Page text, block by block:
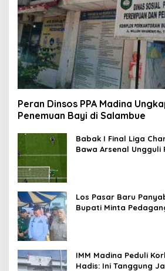
Peran Dinsos PPA Madina
Penemuan Bayi di Salambue
Babak I Final Liga
Bawa Arsenal Ungguli
Los Pasar Baru
Bupati Minta
IMM Madina Peduli
Hadis: Ini Tanggung